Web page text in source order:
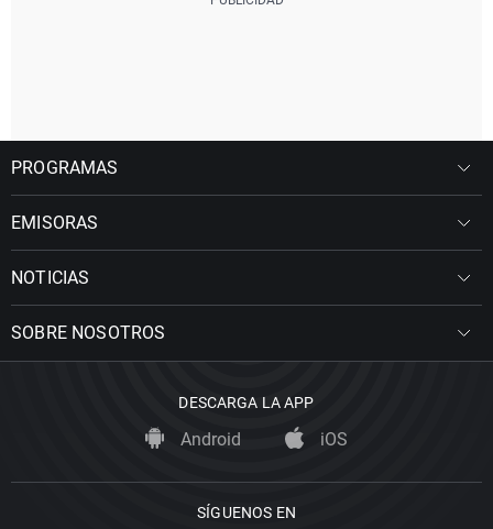
PROGRAMAS
EMISORAS
NOTICIAS
SOBRE NOSOTROS
DESCARGA LA APP
Android iOS
SÍGUENOS EN